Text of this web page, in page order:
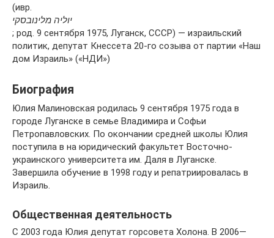
יוליה מלינובסקי
политик, депутат Кнессета 20-го созыва от партии «Наш
дом Израиль» («НДИ»)
Биография
Юлия Малиновская родилась 9 сентября 1975 года в
городе Луганске в семье Владимира и Софьи
Петропавловских. По окончании средней школы Юлия
поступила в на юридический факультет Восточно-
украинского университета им. Даля в Луганске.
Завершила обучение в 1998 году и репатриировалась в
Израиль.
Общественная деятельность
С 2003 года Юлия депутат горсовета Холона. В 2006—